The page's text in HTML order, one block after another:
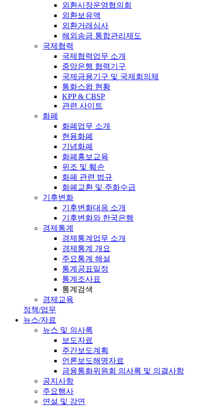
외환시장운영협의회
외환보유액
외환거래심사
해외송금 통합관리제도
국제협력
국제협력업무 소개
중앙은행 협력기구
국제금융기구 및 국제회의체
통화스왑 현황
KPP & CBSP
관련 사이트
화폐
화폐업무 소개
현용화폐
기념화폐
화폐홍보교육
위조 및 훼손
화폐 관련 법규
화폐교환 및 주화수급
기후변화
기후변화대응 소개
기후변화와 한국은행
경제통계
경제통계업무 소개
경제통계 개요
주요통계 해설
통계공표일정
통계조사표
통계검색
경제교육
정책/업무
뉴스/자료
뉴스 및 의사록
보도자료
주간보도계획
언론보도해명자료
금융통화위원회 의사록 및 의결사항
공지사항
주요행사
연설 및 강연